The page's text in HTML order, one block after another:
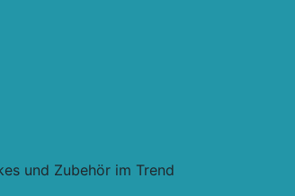
und Zubehör im Trend